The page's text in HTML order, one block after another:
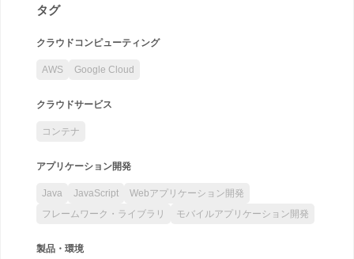
タグ
クラウドコンピューティング
AWS Google Cloud
クラウドサービス
コンテナ
アプリケーション開発
Java JavaScript
Webアプリケーション開発
フレームワーク・ライブラリ
モバイルアプリケーション開発
製品・環境